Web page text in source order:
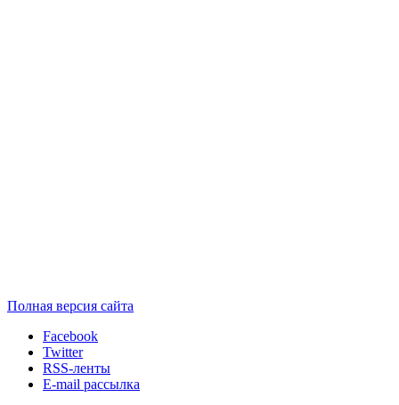
Полная версия сайта
Facebook
Twitter
RSS-ленты
E-mail рассылка